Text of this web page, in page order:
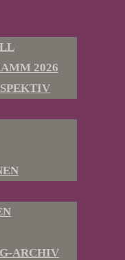
2026
ARCHIV